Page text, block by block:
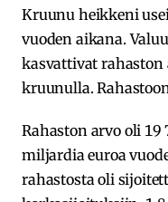
Kruunu heikkeni
vuoden aikana.
kasvattivat rahaston
kruunulla.
Rahaston arvo oli
miljardia euroa
rahastosta oli